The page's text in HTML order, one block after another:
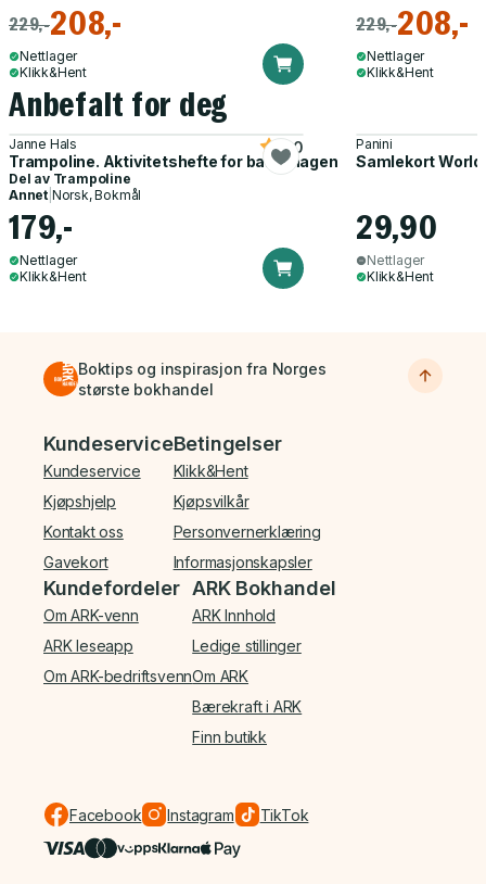
229,-208,-
Nettlager
Klikk&Hent
229,-208,-
Nettlager
Klikk&Hent
Anbefalt for deg
Janne Hals
Trampoline. Aktivitetshefte for barnehagen
5.0
Del av Trampoline
Annet Norsk, Bokmål
179,-
Nettlager
Klikk&Hent
Panini
Samlekort
29,90
Nettlager
Klikk&Hent
Boktips og inspirasjon fra Norges
største bokhandel
Bunnmeny
Kundeservice
Kundeservice
Kjøpshjelp
Kontakt oss
Gavekort
Betingelser
Klikk&Hent
Kjøpsvilkår
Personvernerklæring
Informasjonskapsler
Kundefordeler
Om ARK-venn
ARK leseapp
Om ARK-bedriftsvenn
ARK Bokhandel
ARK Innhold
Ledige stillinger
Om ARK
Bærekraft i ARK
Finn butikk
Facebook Instagram TikTok